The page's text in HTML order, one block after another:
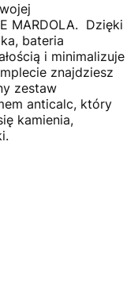
MARDOLA. Dzięki
bateria
i minimalizuje
znajdziesz
zestaw
anticalc, który
kamienia,